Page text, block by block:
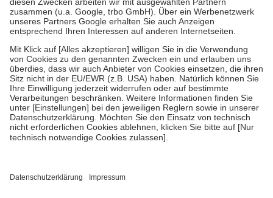
Verordnung.
Um das Engagement der Versicherten für ihre eigene Gesundheit zu
stärken und die besondere Stellung der Familie zu unterstützen,
fallenkeine Zuzahlungenan bei:
• Kindern und Jugendlichen bis zum vollendeten 18. Lebensjahr
mit Ausnahme der Fahrkosten
• Untersuchungen zur Vorsorge und Früherkennung, die von der
GKV getragen werden
• empfohlenen Schutzimpfungen
• Harn- und Blutteststreifen
getroffen, um sicherzustellen, dass es sich um echte Bewertungen